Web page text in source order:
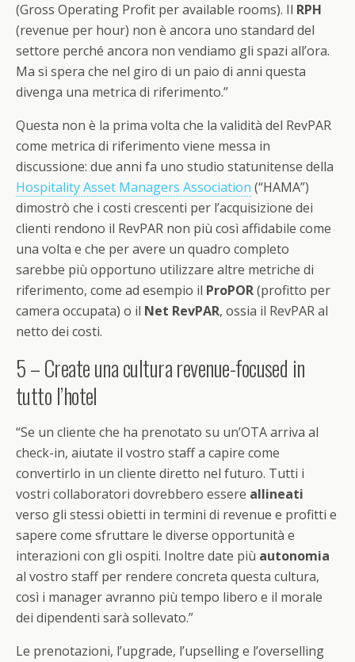
(Gross Operating Profit per available rooms). Il RPH
(revenue per hour) non è ancora uno standard del
settore perché ancora non vendiamo gli spazi all’ora.
Ma si spera che nel giro di un paio di anni questa
divenga una metrica di riferimento.”
Questa non è la prima volta che la validità del RevPAR
come metrica di riferimento viene messa in
discussione: due anni fa uno studio statunitense della
Hospitality Asset Managers Association (“HAMA”)
dimostrò che i costi crescenti per l’acquisizione dei
clienti rendono il RevPAR non più così affidabile come
una volta e che per avere un quadro completo
sarebbe più opportuno utilizzare altre metriche di
riferimento, come ad esempio il ProPOR(profitto per
camera occupata) o il Net RevPAR, ossia il RevPAR al
netto dei costi.
5 – Create una cultura revenue-focused in
tutto l’hotel
“Se un cliente che ha prenotato su un’OTA arriva al
check-in, aiutate il vostro staff a capire come
convertirlo in un cliente diretto nel futuro. Tutti i
vostri collaboratori dovrebbero essere allineati
verso gli stessi obietti in termini di revenue e profitti e
sapere come sfruttare le diverse opportunità e
interazioni con gli ospiti. Inoltre date più autonomia
al vostro staff per rendere concreta questa cultura,
così i manager avranno più tempo libero e il morale
dei dipendenti sarà sollevato.”
Le prenotazioni, l’upgrade, l’upselling e l’overselling